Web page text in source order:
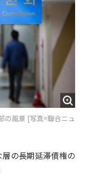
の風景 [写真=聯合ニュ
の長期延滞債権の